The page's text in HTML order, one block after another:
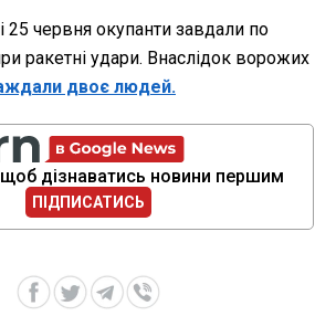
25 червня окупанти завдали по
ракетні удари. Внаслідок ворожих
двоє людей.
щоб дізнаватись новини першим
ПІДПИСАТИСЬ